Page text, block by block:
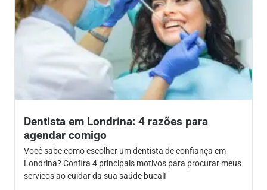
Dentista em Londrina: 4 razões para
agendar comigo
Você sabe como escolher um dentista de confiança em
Londrina? Confira 4 principais motivos para procurar meus
serviços ao cuidar da sua saúde bucal!